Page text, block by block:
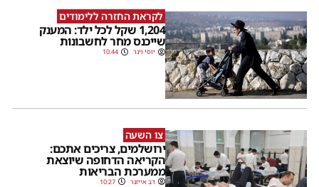
לקראת החזרה ללימודים
1,204 שקל לכל ילד: המענק
שייכנס מחר לחשבונות
יוסי וינר 10:44
צו השעה
ירושלמים, צריכים אתכם:
הקריאה הדחופה שיוצאת
ממערכת הבריאות
דב אייזנר 10:27